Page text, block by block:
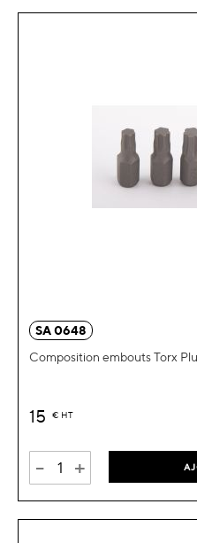
SA 0648
Composition embouts Torx
15 € HT
- +